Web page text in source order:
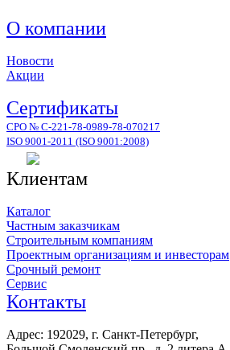
О компании
Новости
Акции
Сертификаты
СРО № С-221-78-0989-78-070217
ISO 9001-2011 (ISO 9001:2008)
Клиентам
Каталог
Частным заказчикам
Строительным компаниям
Проектным организациям и инвесторам
Срочный ремонт
Сервис
Контакты
Адрес: 192029, г. Санкт-Петербург,